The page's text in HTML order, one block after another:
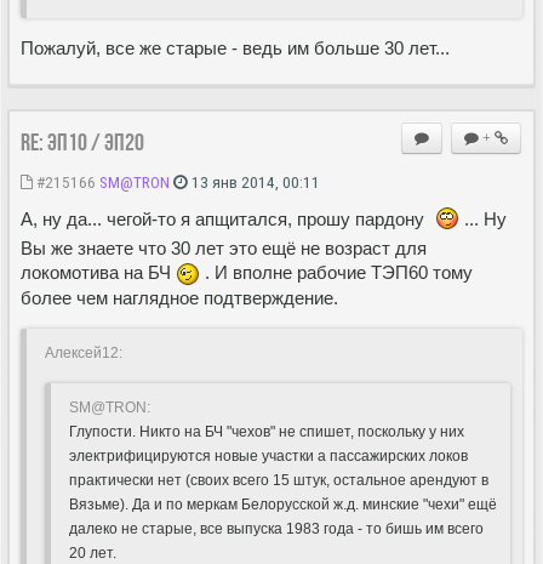
Пожалуй, все же старые - ведь им больше 30 лет...
+
Re: ЭП10 / ЭП20
#215166 SM@TRON 13 янв 2014, 00:11
А, ну да... чегой-то я апщитался, прошу пардону
... Ну
Вы же знаете что 30 лет это ещё не возраст для
локомотива на БЧ
. И вполне рабочие ТЭП60 тому
более чем наглядное подтверждение.
Алексей12:
SM@TRON:
Глупости. Никто на БЧ "чехов" не спишет, поскольку у них
электрифицируются новые участки а пассажирских локов
практически нет (своих всего 15 штук, остальное арендуют в
Вязьме). Да и по меркам Белорусской ж.д. минские "чехи" ещё
далеко не старые, все выпуска 1983 года - то бишь им всего
20 лет.